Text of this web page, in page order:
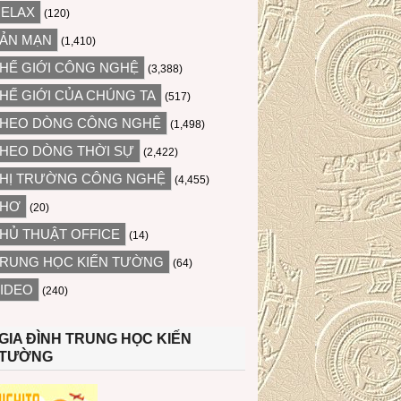
(120)
MẠN (1,410)
GIỚI CÔNG NGHỆ (3,388)
GIỚI CỦA CHÚNG TA (517)
DÒNG CÔNG NGHỆ (1,498)
DÒNG THỜI SỰ (2,422)
TRƯỜNG CÔNG NGHỆ (4,455)
(20)
THUẬT OFFICE (14)
HỌC KIẾN TƯỜNG (64)
(240)
ĐÌNH TRUNG HỌC KIẾN